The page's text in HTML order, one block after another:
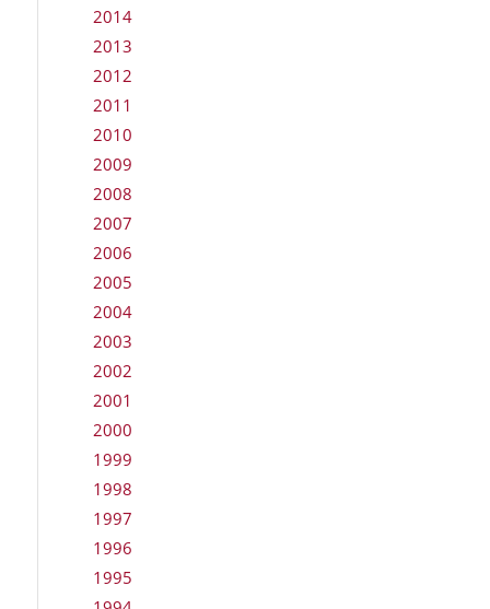
2014
2013
2012
2011
2010
2009
2008
2007
2006
2005
2004
2003
2002
2001
2000
1999
1998
1997
1996
1995